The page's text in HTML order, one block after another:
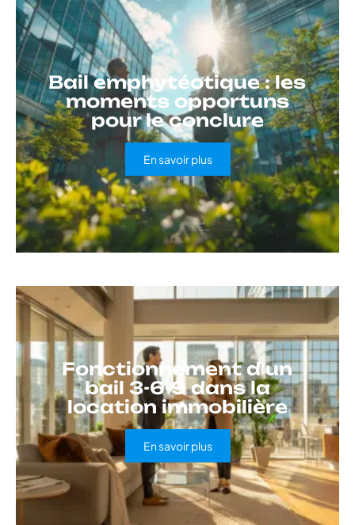
Bail emphytéotique : les
moments opportuns
pour le conclure
En savoir plus
Fonctionnement d’un
bail 3-6-9 dans la
location immobilière
En savoir plus